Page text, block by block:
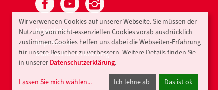
Newsletter
Impressum
Datenschutzerklärung
Wir verwenden Cookies auf unserer Webseite. Sie müssen der
Nutzung von nicht-essenziellen Cookies vorab ausdrücklich
zustimmen. Cookies helfen uns dabei die Webseiten-Erfahrung
für unsere Besucher zu verbessern. Weitere Details finden Sie
in unserer Datenschutzerklärung.
Lassen Sie mich wählen... Ich lehne ab Das ist ok